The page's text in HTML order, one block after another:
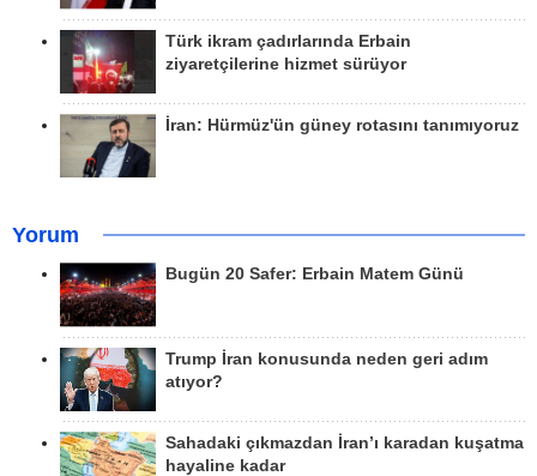
Türk ikram çadırlarında Erbain
ziyaretçilerine hizmet sürüyor
İran: Hürmüz'ün güney rotasını tanımıyoruz
Yorum
Bugün 20 Safer: Erbain Matem Günü
Trump İran konusunda neden geri adım
atıyor?
Sahadaki çıkmazdan İran’ı karadan kuşatma
hayaline kadar